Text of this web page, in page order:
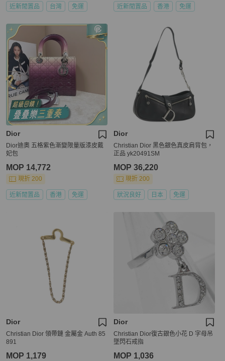
近新閒置品 台灣 免運 近新閒置品 香港 免運
Dior
Dior迪奧 五格紫色漸變限量版漆皮戴
妃包
MOP 14,772
現折 200
近新閒置品 香港 免運
Dior
Christian Dior 黑色銀色真皮肩背包，
正品 yk20491SM
MOP 36,220
現折 200
狀況良好 日本 免運
Dior
Christian Dior 領帶鏈 金屬金 Auth 85
891
MOP 1,179
Dior
Christian Dior復古銀色小花 D 字母吊
墜閃石戒指
MOP 1,036